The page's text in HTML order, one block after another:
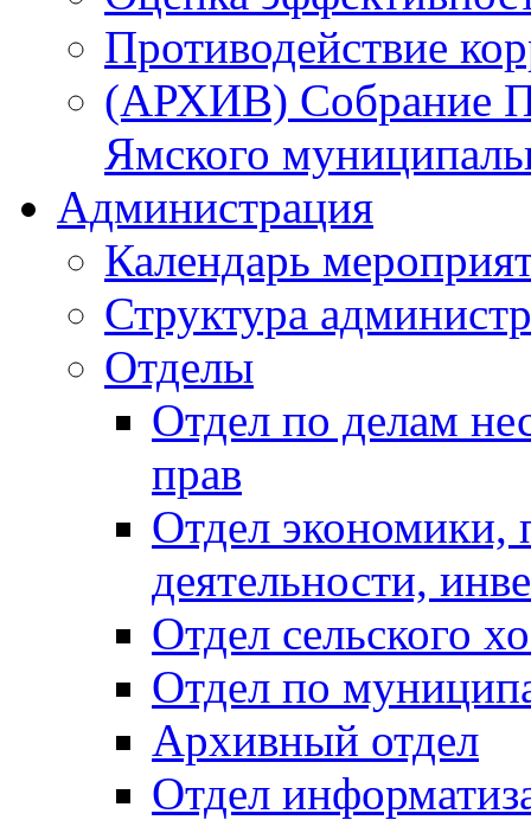
Противодействие
(АРХИВ) Собрание
Ямского
Администрация
Календарь
Структура
Отделы
Отдел по делам
прав
Отдел экономики,
деятельности,
Отдел сельского
Отдел по
Архивный отдел
Отдел